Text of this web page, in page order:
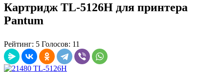
Картридж TL-5126H для принтера
Pantum
Рейтинг: 5 Голосов: 11